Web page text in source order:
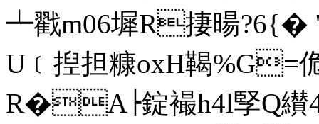
┷戳m06墀R捿暘?6
U﹝揑担糠oxH鞨 %G=佹
R�A┝錠襊h4l孯Q纉